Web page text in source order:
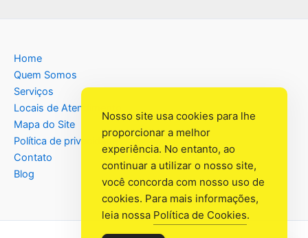
Home
Quem Somos
Serviços
Locais de Atendimento
Mapa do Site
Política de privacidade
Contato
Blog
Nosso site usa cookies para lhe
proporcionar a melhor
experiência. No entanto, ao
continuar a utilizar o nosso site,
você concorda com nosso uso de
cookies. Para mais informações,
leia nossa Política de Cookies.